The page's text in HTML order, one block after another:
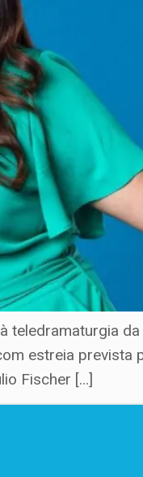
teledramaturgia
estreia prevista
Fischer […]